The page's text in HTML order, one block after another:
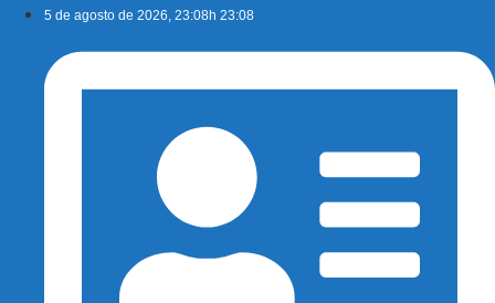
conteúdo
5 de agosto de 2026, 23:08h 23:08